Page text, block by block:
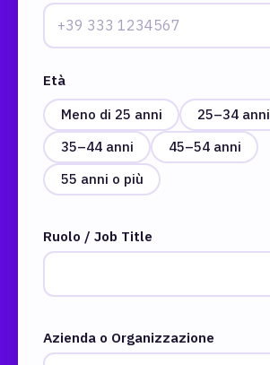
Età
Meno di 25 anni
25–34 anni
35–44 anni
45–54 anni
55 anni o più
Ruolo / Job Title
Azienda o Organizzazione